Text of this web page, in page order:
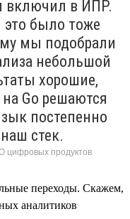
включил в ИПР.
было тоже
мы подобрали
небольшой
хорошие,
Go решаются
постепенно
стек.
цифровых продуктов
переходы. Скажем,
аналитиков